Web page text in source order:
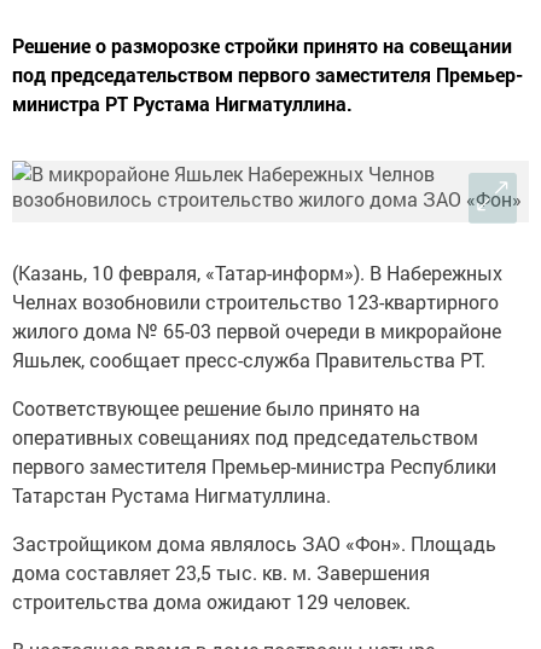
Решение о разморозке стройки принято на совещании
под председательством первого заместителя Премьер-
министра РТ Рустама Нигматуллина.
(Казань, 10 февраля, «Татар-информ»). В Набережных
Челнах возобновили строительство 123-квартирного
жилого дома № 65-03 первой очереди в микрорайоне
Яшьлек, сообщает пресс-служба Правительства РТ.
Соответствующее решение было принято на
оперативных совещаниях под председательством
первого заместителя Премьер-министра Республики
Татарстан Рустама Нигматуллина.
Застройщиком дома являлось ЗАО «Фон». Площадь
дома составляет 23,5 тыс. кв. м. Завершения
строительства дома ожидают 129 человек.